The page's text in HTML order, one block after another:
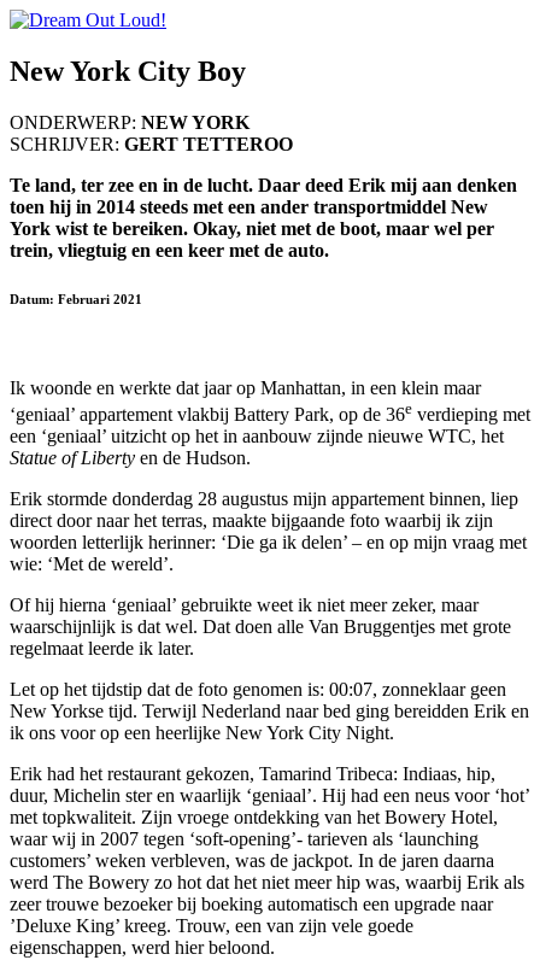
New York City Boy
ONDERWERP: NEW YORK
SCHRIJVER: GERT TETTEROO
Te land, ter zee en in de lucht. Daar deed Erik mij aan denken
toen hij in 2014 steeds met een ander transportmiddel New
York wist te bereiken. Okay, niet met de boot, maar wel per
trein, vliegtuig en een keer met de auto.
Datum: Februari 2021
Ik woonde en werkte dat jaar op Manhattan, in een klein maar
‘geniaal’ appartement vlakbij Battery Park, op de 36e verdieping met
een ‘geniaal’ uitzicht op het in aanbouw zijnde nieuwe WTC, het
Statue of Liberty en de Hudson.
Erik stormde donderdag 28 augustus mijn appartement binnen, liep
direct door naar het terras, maakte bijgaande foto waarbij ik zijn
woorden letterlijk herinner: ‘Die ga ik delen’ – en op mijn vraag met
wie: ‘Met de wereld’.
Of hij hierna ‘geniaal’ gebruikte weet ik niet meer zeker, maar
waarschijnlijk is dat wel. Dat doen alle Van Bruggentjes met grote
regelmaat leerde ik later.
Let op het tijdstip dat de foto genomen is: 00:07, zonneklaar geen
New Yorkse tijd. Terwijl Nederland naar bed ging bereidden Erik en
ik ons voor op een heerlijke New York City Night.
Erik had het restaurant gekozen, Tamarind Tribeca: Indiaas, hip,
duur, Michelin ster en waarlijk ‘geniaal’. Hij had een neus voor ‘hot’
met topkwaliteit. Zijn vroege ontdekking van het Bowery Hotel,
waar wij in 2007 tegen ‘soft-opening’- tarieven als ‘launching
customers’ weken verbleven, was de jackpot. In de jaren daarna
werd The Bowery zo hot dat het niet meer hip was, waarbij Erik als
zeer trouwe bezoeker bij boeking automatisch een upgrade naar
’Deluxe King’ kreeg. Trouw, een van zijn vele goede
eigenschappen, werd hier beloond.